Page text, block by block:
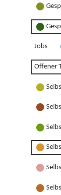
Jobs
Offener